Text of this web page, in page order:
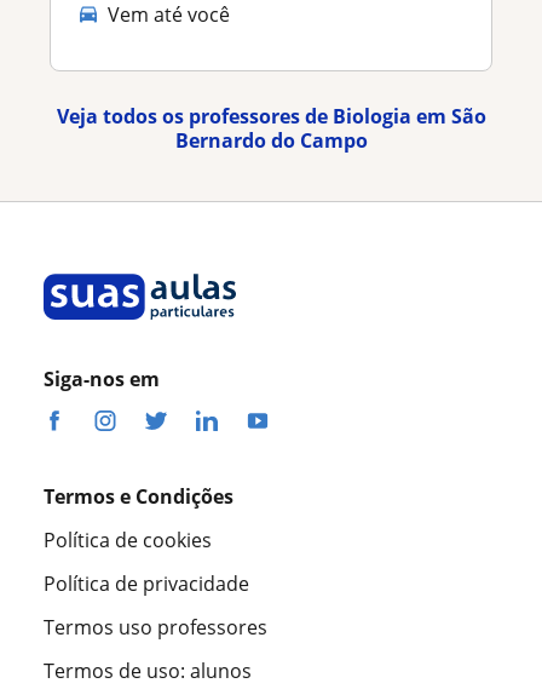
Vem até você
Veja todos os professores de Biologia em São
Bernardo do Campo
Siga-nos em
Termos e Condições
Política de cookies
Política de privacidade
Termos uso professores
Termos de uso: alunos